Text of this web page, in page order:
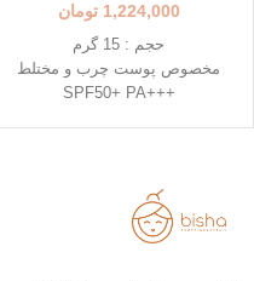
1,224,000 تومان
حجم : 15 گرم
مخصوص پوست چرب و مختلط
+++SPF50+ PA
قابل حمل
بهترین گزینه برای تمدید ضد آفتاب